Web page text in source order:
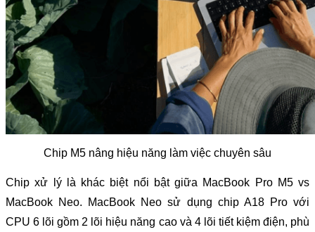
Chip M5 nâng hiệu năng làm việc chuyên sâu
Chip xử lý là khác biệt nổi bật giữa MacBook Pro M5 vs
MacBook Neo. MacBook Neo sử dụng chip A18 Pro với
CPU 6 lõi gồm 2 lõi hiệu năng cao và 4 lõi tiết kiệm điện, phù